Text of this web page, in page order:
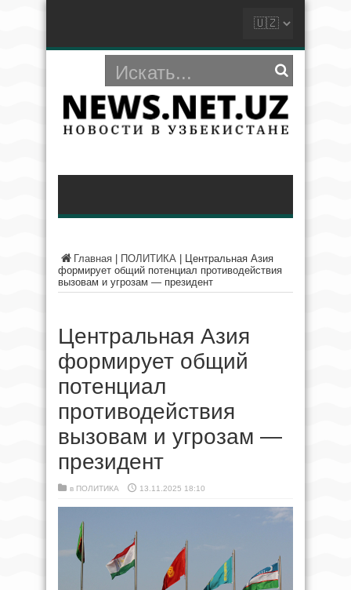
Главная ПОЛИТИКА
Центральная Азия
формирует общий потенциал противодействия
вызовам и угрозам — президент
Центральная Азия
формирует общий
потенциал
противодействия
вызовам и угрозам —
президент
в ПОЛИТИКА 13.11.2025 18:10